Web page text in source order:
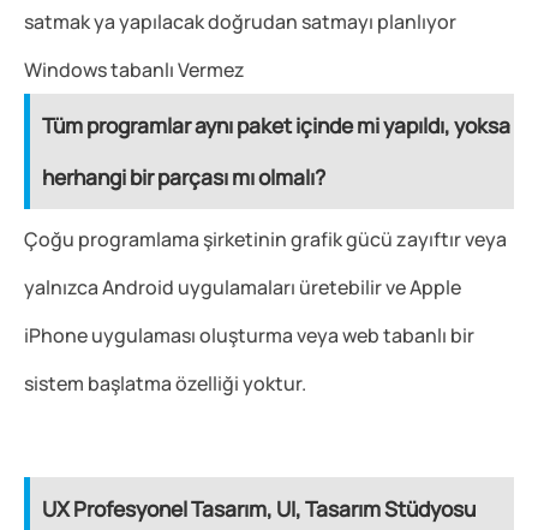
satmak ya yapılacak doğrudan satmayı planlıyor
Windows tabanlı Vermez
Tüm programlar aynı paket içinde mi yapıldı, yoksa
herhangi bir parçası mı olmalı?
Çoğu programlama şirketinin grafik gücü zayıftır veya
yalnızca Android uygulamaları üretebilir ve Apple
iPhone uygulaması oluşturma veya web tabanlı bir
sistem başlatma özelliği yoktur.
UX Profesyonel Tasarım, UI, Tasarım Stüdyosu